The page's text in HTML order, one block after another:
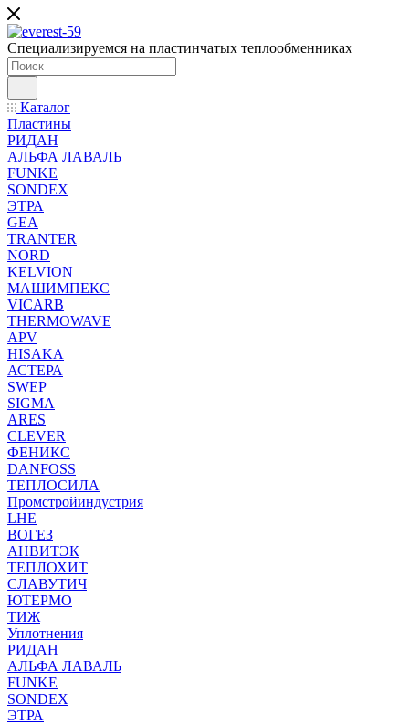
Специализируемся на пластинчатых теплообменниках
Каталог
Пластины
РИДАН
АЛЬФА ЛАВАЛЬ
FUNKE
SONDEX
ЭТРА
GEA
TRANTER
NORD
KELVION
МАШИМПЕКС
VICARB
THERMOWAVE
APV
HISAKA
АСТЕРА
SWEP
SIGMA
ARES
CLEVER
ФЕНИКС
DANFOSS
ТЕПЛОСИЛА
Промстройиндустрия
LHE
ВОГЕЗ
АНВИТЭК
ТЕПЛОХИТ
СЛАВУТИЧ
ЮТЕРМО
ТИЖ
Уплотнения
РИДАН
АЛЬФА ЛАВАЛЬ
FUNKE
SONDEX
ЭТРА